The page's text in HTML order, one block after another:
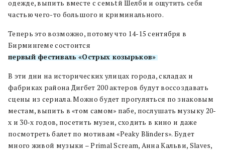
одежде, выпить вместе с семьtй Шелби и ощутить себя
частью чего-то большого и криминального.
Теперь это возможно, потому что 14-15 сентября в
Бирмингеме состоится
первый фестиваль «Острых козырьков».
В эти дни на исторических улицах города, складах и
фабриках района Дигбет 200 актеров будут воссоздавать
сцены из сериала. Можно будет прогуляться по знаковым
местам, выпить в «том самом» пабе, послушать музыку 20-
х и 30-х годов, посетить музеи, сходить в кино и даже
посмотреть балет по мотивам «Peaky Blinders». Будет
много живой музыки – Primal Scream, Анна Кальви, Slaves,